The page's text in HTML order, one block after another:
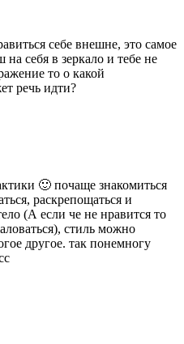
себе внешне, это самое
себя в зеркало и тебе не
то о какой
речь идти?
🙂 почаще знакомиться
раскрепощаться и
(А если че не нравится то
стиль можно
другое. так понемногу